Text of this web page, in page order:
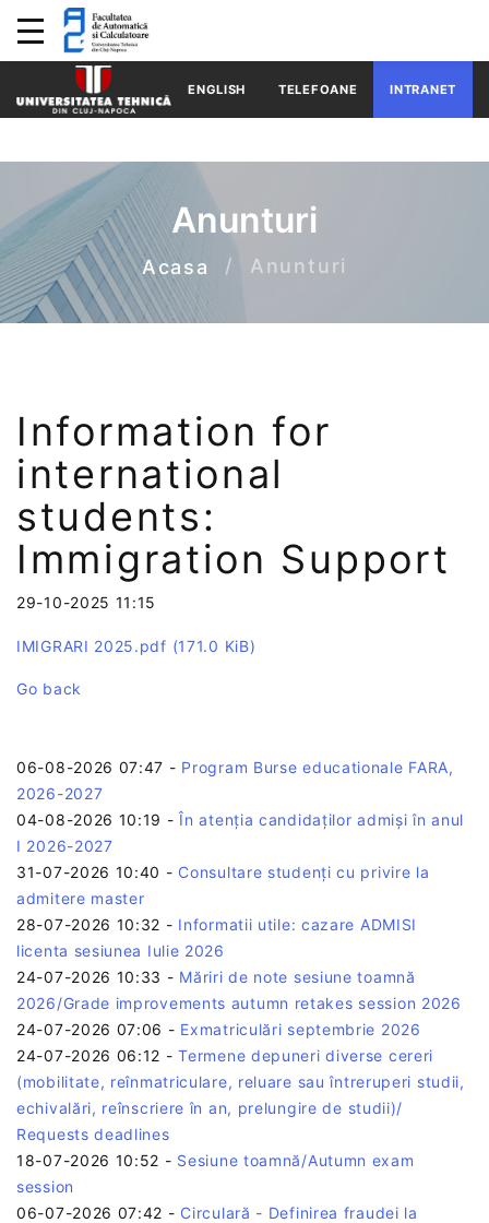
ENGLISH TELEFOANE INTRANET
Anunturi
Acasa Anunturi
Information for
international
students:
Immigration Support
29-10-2025 11:15
IMIGRARI 2025.pdf (171.0 KiB)
Go back
06-08-2026 07:47 - Program Burse educationale FARA,
2026-2027
04-08-2026 10:19 -În atenția candidaților admiși în anul
I 2026-2027
31-07-2026 10:40 - Consultare studenți cu privire la
admitere master
28-07-2026 10:32 - Informatii utile: cazare ADMISI
licenta sesiunea Iulie 2026
24-07-2026 10:33 - Măriri de note sesiune toamnă
2026/Grade improvements autumn retakes session 2026
24-07-2026 07:06 - Exmatriculări septembrie 2026
24-07-2026 06:12 -Termene depuneri diverse cereri
(mobilitate, reînmatriculare, reluare sau întreruperi studii,
echivalări, reînscriere în an, prelungire de studii)/
Requests deadlines
18-07-2026 10:52 - Sesiune toamnă/Autumn exam
session
06-07-2026 07:42 - Circulară - Definirea fraudei la